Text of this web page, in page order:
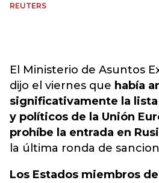
REUTERS
El Ministerio de Asuntos
dijo el viernes que había
significativamente la
y políticos de la Unión
prohíbe la entrada en
la última ronda de
Los Estados miembros